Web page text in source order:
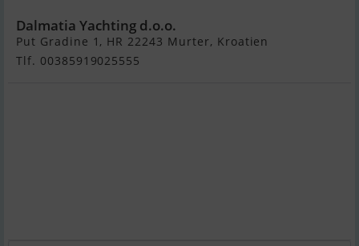
Dalmatia Yachting d.o.o.
Put Gradine 1, HR 22243 Murter, Kroatien
Tlf. 00385919025555